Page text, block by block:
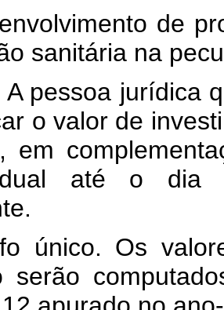
de
sanitária na
A pessoa jurídica
o valor de
em
até o dia
único. Os
serão